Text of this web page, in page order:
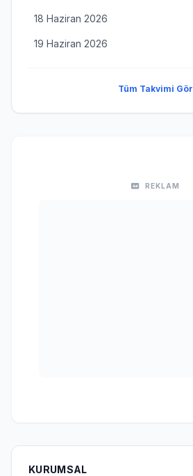
18 Haziran 2026
19 Haziran 2026
Tüm Takvimi Gör
REKLAM
KURUMSAL